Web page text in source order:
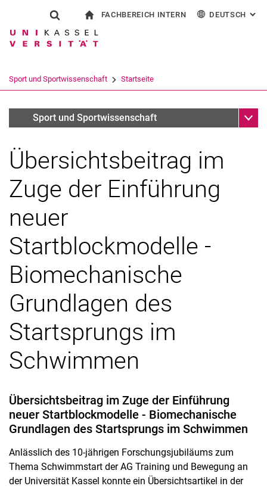
Springe direkt zu: Inhalt
Springe direkt zu: Suche
Springe direkt zu:
Suchformular
Suchbegriff
Suchen (öffnet externen Link in einem
FACHBEREICH INTERN DEUTSCH :
Sport und Sportwissenschaft Startseite
Archiv (deaktiviert)
Sport und Sportwissenschaft
Übersichtsbeitrag im
Zuge der Einführung
neuer
Startblockmodelle -
Biomechanische
Grundlagen des
Startsprungs im
Schwimmen
Übersichtsbeitrag im Zuge der Einführung
neuer Startblockmodelle - Biomechanische
Grundlagen des Startsprungs im Schwimmen
Anlässlich des 10-jährigen Forschungsjubiläums zum
Thema Schwimmstart der AG Training und Bewegung an
der Universität Kassel konnte ein Übersichtsartikel in der